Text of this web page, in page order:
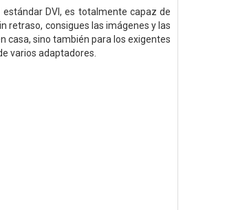
DVI, es totalmente capaz de
retraso, consigues las imágenes y las
casa, sino también para los exigentes
varios adaptadores.